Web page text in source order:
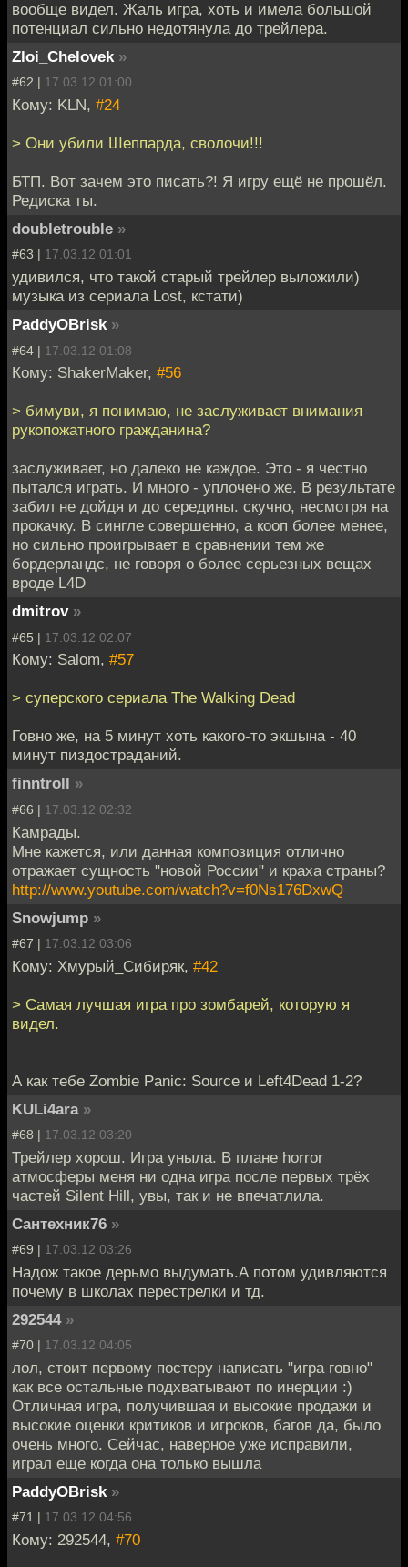
вообще видел. Жаль игра, хоть и имела большой
потенциал сильно недотянула до трейлера.
Zloi_Chelovek »
#62 | 17.03.12 01:00
Кому: KLN, #24
> Они убили Шеппарда, сволочи!!!
БТП. Вот зачем это писать?! Я игру ещё не прошёл.
Редиска ты.
doubletrouble »
#63 | 17.03.12 01:01
удивился, что такой старый трейлер выложили)
музыка из сериала Lost, кстати)
PaddyOBrisk »
#64 | 17.03.12 01:08
Кому: ShakerMaker, #56
> бимуви, я понимаю, не заслуживает внимания
рукопожатного гражданина?
заслуживает, но далеко не каждое. Это - я честно
пытался играть. И много - уплочено же. В результате
забил не дойдя и до середины. скучно, несмотря на
прокачку. В сингле совершенно, а кооп более менее,
но сильно проигрывает в сравнении тем же
бордерландс, не говоря о более серьезных вещах
вроде L4D
dmitrov »
#65 | 17.03.12 02:07
Кому: Salom, #57
> суперского сериала The Walking Dead
Говно же, на 5 минут хоть какого-то экшына - 40
минут пиздостраданий.
finntroll »
#66 | 17.03.12 02:32
Камрады.
Мне кажется, или данная композиция отлично
отражает сущность "новой России" и краха страны?
http://www.youtube.com/watch?v=f0Ns176DxwQ
Snowjump »
#67 | 17.03.12 03:06
Кому: Хмурый_Сибиряк, #42
> Самая лучшая игра про зомбарей, которую я
видел.
А как тебе Zombie Panic: Source и Left4Dead 1-2?
KULi4ara »
#68 | 17.03.12 03:20
Трейлер хорош. Игра уныла. В плане horror
атмосферы меня ни одна игра после первых трёх
частей Silent Hill, увы, так и не впечатлила.
Сантехник76 »
#69 | 17.03.12 03:26
Надож такое дерьмо выдумать.А потом удивляются
почему в школах перестрелки и тд.
292544 »
#70 | 17.03.12 04:05
лол, стоит первому постеру написать "игра говно"
как все остальные подхватывают по инерции :)
Отличная игра, получившая и высокие продажи и
высокие оценки критиков и игроков, багов да, было
очень много. Сейчас, наверное уже исправили,
играл еще когда она только вышла
PaddyOBrisk »
#71 | 17.03.12 04:56
Кому: 292544, #70